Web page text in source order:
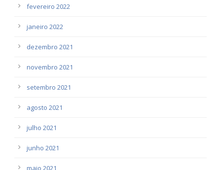
fevereiro 2022
janeiro 2022
dezembro 2021
novembro 2021
setembro 2021
agosto 2021
julho 2021
junho 2021
maio 2021